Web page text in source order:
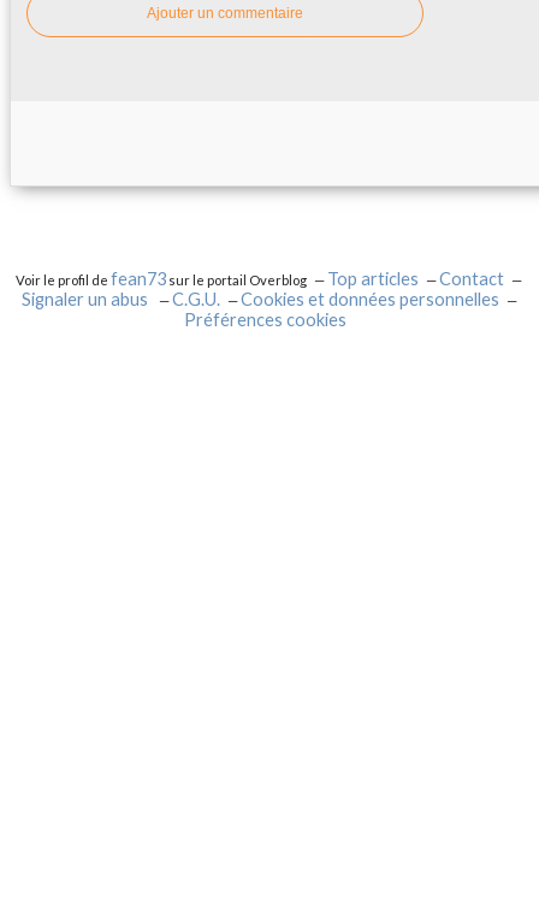
Ajouter un commentaire
Voir le profil defean73 sur le portail Overblog Top articles
Contact
Signaler un abus
C.G.U.
Cookies et données personnelles
Préférences cookies